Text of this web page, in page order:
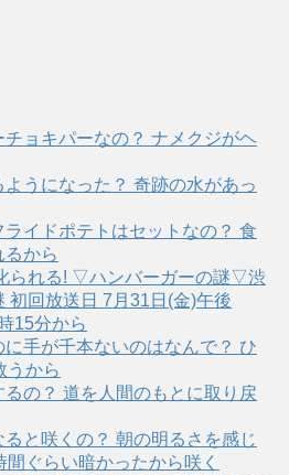
ョキパーなの？ ナメクジがヘ
うになった？ 奇跡の水があっ
イドポテトはセットなの？ 食
から
られる! ▽ハンバーガーの謎▽渋
回放送日 7月31日(金)午後
15分から
手が千本ないのはなんで？ ひ
うから
の？ 道を人間のもとに取り戻
と咲くの？ 朝の明るさを感じ
ぐらい暗かったから咲く